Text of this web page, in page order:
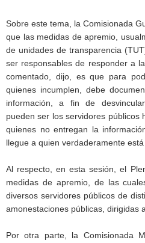
Sobre este tema, la Comisionada
que las medidas de apremio,
de unidades de transparencia
ser responsables de responder a
comentado, dijo, es que para
quienes incumplen, debe
información, a fin de
pueden ser los servidores públicos
quienes no entregan la
llegue a quien verdaderamente
Al respecto, en esta sesión, el
medidas de apremio, de las
diversos servidores públicos de
amonestaciones públicas, dirigidas
Por otra parte, la Comisionada